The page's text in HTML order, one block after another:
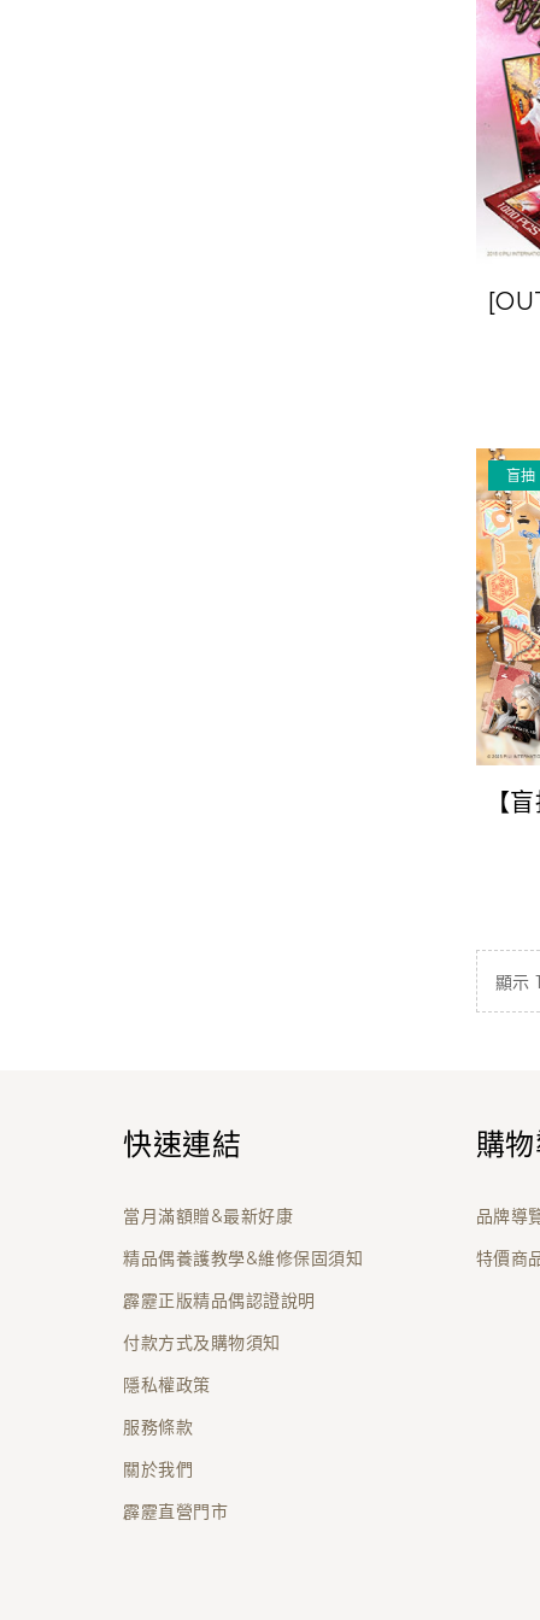
盲抽
【
顯示
快速連結
當月滿額贈&最新好康
精品偶養護教學&維修保固須知
霹靂正版精品偶認證說明
付款方式及購物須知
隱私權政策
服務條款
關於我們
霹靂直營門市
購
品牌導
特價商